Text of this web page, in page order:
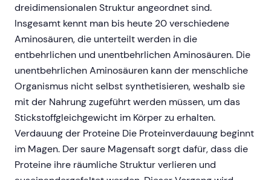
dreidimensionalen Struktur angeordnet sind.
Insgesamt kennt man bis heute 20 verschiedene
Aminosäuren, die unterteilt werden in die
entbehrlichen und unentbehrlichen Aminosäuren. Die
unentbehrlichen Aminosäuren kann der menschliche
Organismus nicht selbst synthetisieren, weshalb sie
mit der Nahrung zugeführt werden müssen, um das
Stickstoffgleichgewicht im Körper zu erhalten.
Verdauung der Proteine Die Proteinverdauung beginnt
im Magen. Der saure Magensaft sorgt dafür, dass die
Proteine ihre räumliche Struktur verlieren und